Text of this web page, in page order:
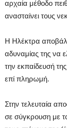
αρχαία μέθοδο
ανασταίνει τους
Η Ηλέκτρα
αδυναμίας της να
την εκπαίδευσή
επί πληρωμή.
Στην τελευταία
σε σύγκρουση με